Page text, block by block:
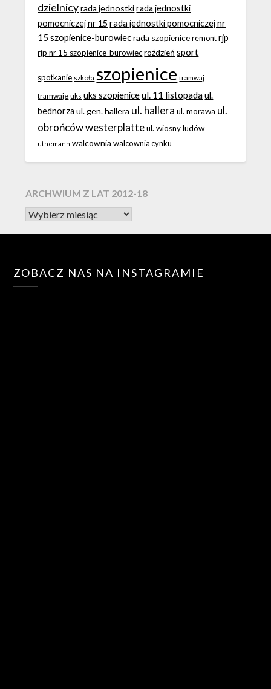
dzielnicy rada jednostki rada jednostki
pomocniczej nr 15 rada jednostki pomocniczej nr
15 szopienice-burowiec rada szopienice remont rjp
rjp nr 15 szopienice-burowiec roździeń sport
spotkanie szkoła szopienice tramwaj
tramwaje uks uks szopienice ul. 11 listopada ul.
bednorza ul. gen. hallera ul. hallera ul. morawa ul.
obrońców westerplatte ul. wiosny ludów
uthemann walcownia walcownia cynku
ARCHWIUM Z LAT 2012-18
ZOBACZ NAS NA INSTAGRAMIE